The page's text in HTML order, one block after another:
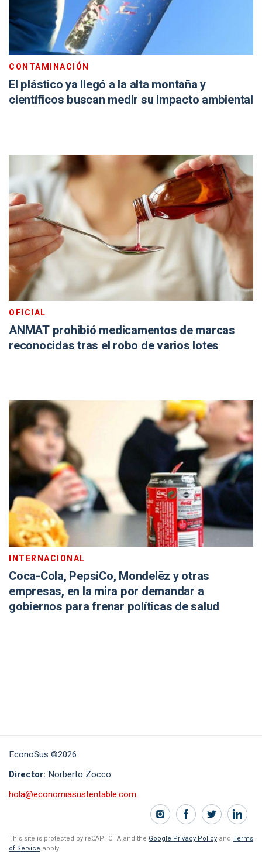
CONTAMINACIÓN
El plástico ya llegó a la alta montaña y
científicos buscan medir su impacto ambiental
OFICIAL
ANMAT prohibió medicamentos de marcas
reconocidas tras el robo de varios lotes
INTERNACIONAL
Coca-Cola, PepsiCo, Mondelēz y otras
empresas, en la mira por demandar a
gobiernos para frenar políticas de salud
EconoSus ©2026
Director: Norberto Zocco
hola@economiasustentable.com
This site is protected by reCAPTCHA and the Google Privacy Policy and Terms
of Service apply.